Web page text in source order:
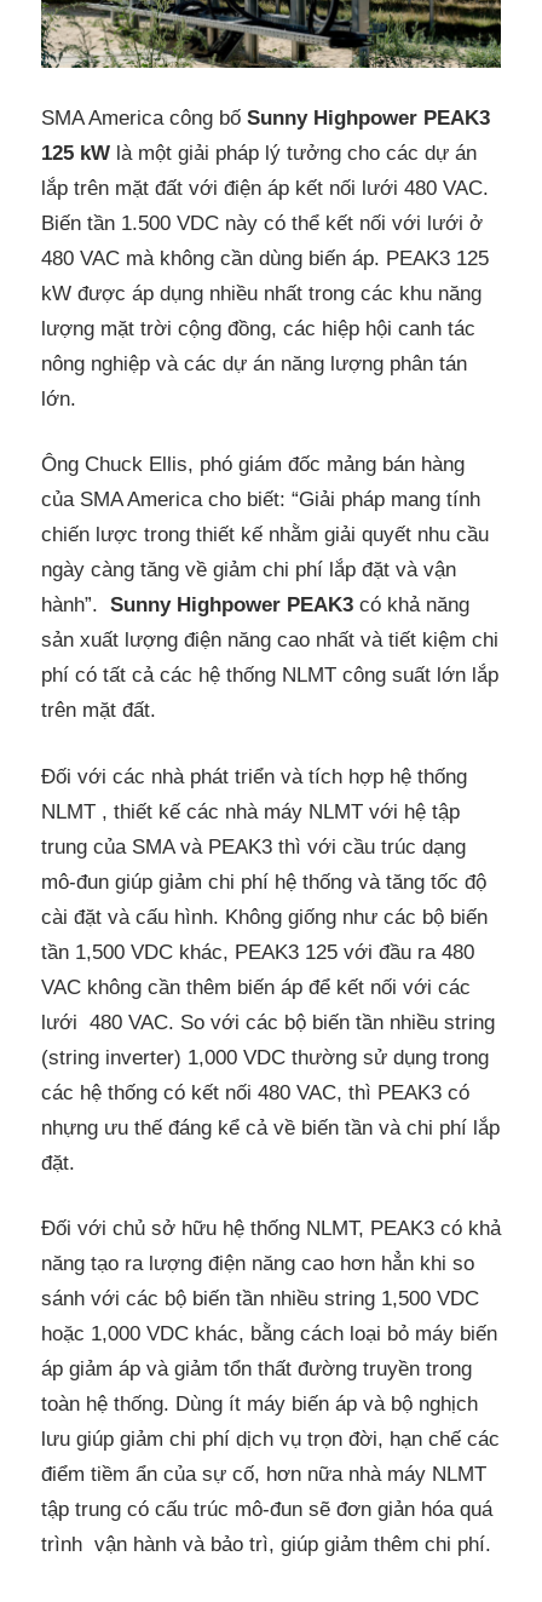
SMA America công bố Sunny Highpower PEAK3
125 kW là một giải pháp lý tưởng cho các dự án
lắp trên mặt đất với điện áp kết nối lưới 480 VAC.
Biến tần 1.500 VDC này có thể kết nối với lưới ở
480 VAC mà không cần dùng biến áp. PEAK3 125
kW được áp dụng nhiều nhất trong các khu năng
lượng mặt trời cộng đồng, các hiệp hội canh tác
nông nghiệp và các dự án năng lượng phân tán
lớn.
Ông Chuck Ellis, phó giám đốc mảng bán hàng
của SMA America cho biết: “Giải pháp mang tính
chiến lược trong thiết kế nhằm giải quyết nhu cầu
ngày càng tăng về giảm chi phí lắp đặt và vận
hành”. Sunny Highpower PEAK3 có khả năng
sản xuất lượng điện năng cao nhất và tiết kiệm chi
phí có tất cả các hệ thống NLMT công suất lớn lắp
trên mặt đất.
Đối với các nhà phát triển và tích hợp hệ thống
NLMT , thiết kế các nhà máy NLMT với hệ tập
trung của SMA và PEAK3 thì với cầu trúc dạng
mô-đun giúp giảm chi phí hệ thống và tăng tốc độ
cài đặt và cấu hình. Không giống như các bộ biến
tần 1,500 VDC khác, PEAK3 125 với đầu ra 480
VAC không cần thêm biến áp để kết nối với các
lưới 480 VAC. So với các bộ biến tần nhiều string
(string inverter) 1,000 VDC thường sử dụng trong
các hệ thống có kết nối 480 VAC, thì PEAK3 có
nhựng ưu thế đáng kể cả về biến tần và chi phí lắp
đặt.
Đối với chủ sở hữu hệ thống NLMT, PEAK3 có khả
năng tạo ra lượng điện năng cao hơn hẳn khi so
sánh với các bộ biến tần nhiều string 1,500 VDC
hoặc 1,000 VDC khác, bằng cách loại bỏ máy biến
áp giảm áp và giảm tổn thất đường truyền trong
toàn hệ thống. Dùng ít máy biến áp và bộ nghịch
lưu giúp giảm chi phí dịch vụ trọn đời, hạn chế các
điểm tiềm ẩn của sự cố, hơn nữa nhà máy NLMT
tập trung có cấu trúc mô-đun sẽ đơn giản hóa quá
trình vận hành và bảo trì, giúp giảm thêm chi phí.